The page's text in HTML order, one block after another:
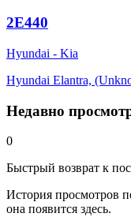
2E440
Hyundai - Kia
Hyundai Elantra,
Недавно
0
Быстрый возврат к
История просмотров
она появится здесь.